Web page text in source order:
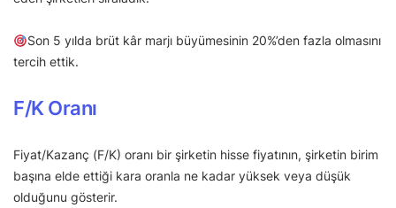
Son 5 yılda brüt kâr marjı büyümesinin 20%’den fazla olmasını
tercih ettik.
F/K Oranı
Fiyat/Kazanç (F/K) oranı bir şirketin hisse fiyatının, şirketin birim
başına elde ettiği kara oranla ne kadar yüksek veya düşük
olduğunu gösterir.